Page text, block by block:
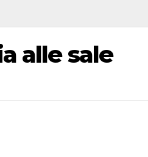
alle sale